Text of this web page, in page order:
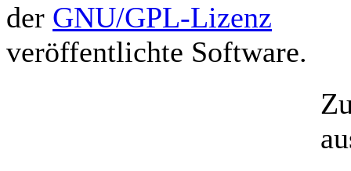
der GNU/GPL-Lizenz
veröffentlichte Software.